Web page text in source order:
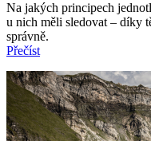
Na jakých principech
u nich měli sledovat – díky
správně.
Přečíst